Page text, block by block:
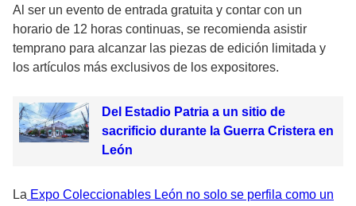
Al ser un evento de entrada gratuita y contar con un
horario de 12 horas continuas, se recomienda asistir
temprano para alcanzar las piezas de edición limitada y
los artículos más exclusivos de los expositores.
Del Estadio Patria a un sitio de
sacrificio durante la Guerra Cristera en
León
La Expo Coleccionables León no solo se perfila como un